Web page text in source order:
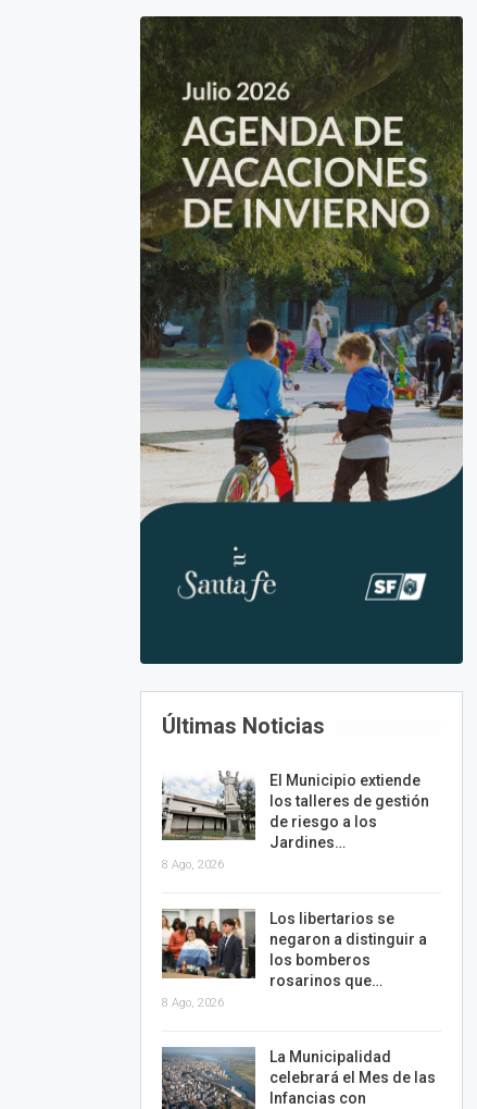
Últimas Noticias
El Municipio extiende
los talleres de gestión
de riesgo a los
Jardines…
8 Ago, 2026
Los libertarios se
negaron a distinguir a
los bomberos
rosarinos que…
8 Ago, 2026
La Municipalidad
celebrará el Mes de las
Infancias con